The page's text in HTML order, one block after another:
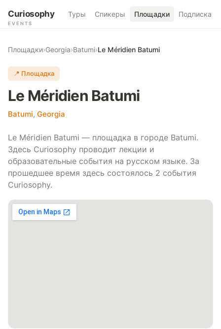
Curiosophy
EVENTS
Туры Спикеры Площадки Подписка
Площадки›Georgia›Batumi›Le Méridien Batumi
📍 Площадка
Le Méridien Batumi
Batumi, Georgia
Le Méridien Batumi — площадка в городе Batumi.
Здесь Curiosophy проводит лекции и
образовательные события на русском языке. За
прошедшее время здесь состоялось 2 события
Curiosophy.